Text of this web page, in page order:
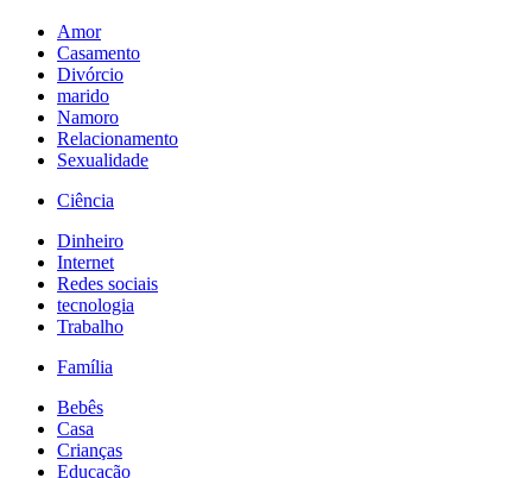
Amor
Casamento
Divórcio
marido
Namoro
Relacionamento
Sexualidade
Ciência
Dinheiro
Internet
Redes sociais
tecnologia
Trabalho
Família
Bebês
Casa
Crianças
Educação